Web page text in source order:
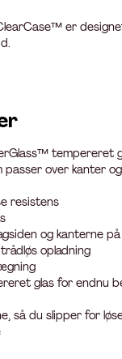
er
tempereret
passer over kanter
resistens
og kanterne
opladning
glas for endnu
så du slipper for